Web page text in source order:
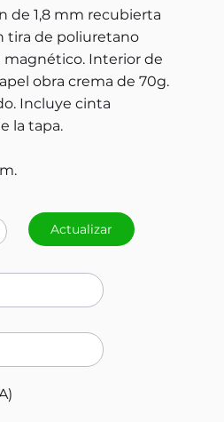
de 1,8 mm recubierta
tira de poliuretano
magnético. Interior de
obra crema de 70g.
Incluye cinta
la tapa.
Actualizar